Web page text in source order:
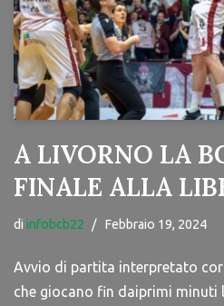
A LIVORNO LA
FINALE ALLA
di infobcb22 Febbraio 19, 2024
Avvio di partita interpretato
che giocano fin daiprimi minuti